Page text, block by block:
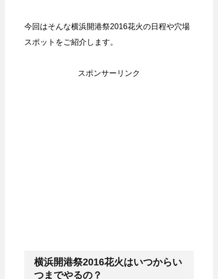
今回はそんな横浜開港祭2016花火の日程や穴場
スポットをご紹介します。
スポンサーリンク
横浜開港祭2016花火はいつからい
つまでやるの？